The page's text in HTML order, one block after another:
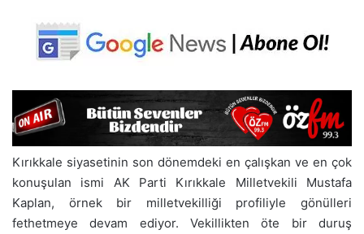
Kırıkkale siyasetinin son dönemdeki en çalışkan ve en çok
konuşulan ismi AK Parti Kırıkkale Milletvekili Mustafa
Kaplan, örnek bir milletvekilliği profiliyle gönülleri
fethetmeye devam ediyor. Vekillikten öte bir duruş